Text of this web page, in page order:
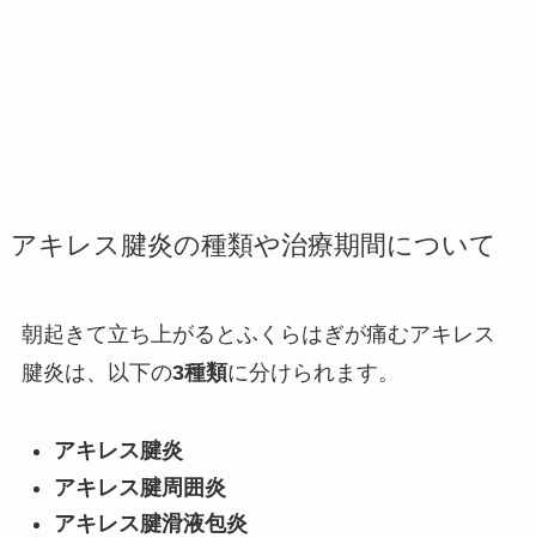
アキレス腱炎の種類や治療期間について
朝起きて立ち上がるとふくらはぎが痛むアキレス
腱炎は、以下の3種類に分けられます。
アキレス腱炎
アキレス腱周囲炎
アキレス腱滑液包炎